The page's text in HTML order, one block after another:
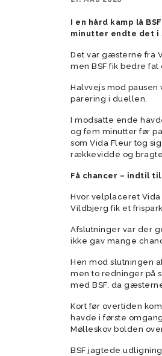
Tumlingebold
I en hård kamp lå
minutter endte det
Det var gæsterne fra
men BSF fik bedre
Halvvejs mod
parering i duellen.
I modsatte ende
og fem minutter før
som Vida Fleur tog
rækkevidde og bragte
Få chancer – indtil
Hvor velplaceret
Vildbjerg fik et
Afslutninger var der
ikke gav mange
Hen mod slutningen
men to redninger på
med BSF, da
Kort før overtiden
havde i første
Mølleskov bolden
BSF jagtede